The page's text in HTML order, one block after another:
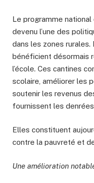
Le programme
devenu l’une des
dans les zones rurales.
bénéficient désormais
l’école. Ces cantines
scolaire, améliorer les
soutenir les revenus
fournissent les
Elles constituent
contre la pauvreté et
Une amélioration